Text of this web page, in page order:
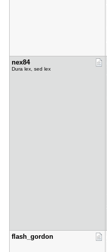
nex84
Dura lex, sed lex
flash_gord​on